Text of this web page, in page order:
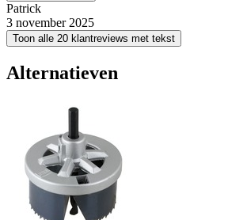
Patrick
3 november 2025
Toon alle 20 klantreviews met tekst
Alternatieven